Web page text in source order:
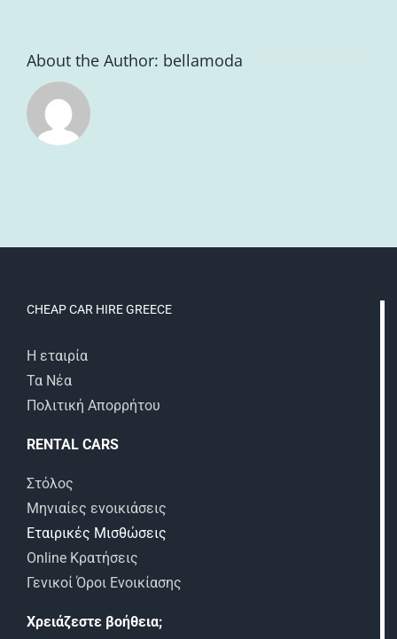
About the Author: bellamoda
CHEAP CAR HIRE GREECE
Η εταιρία
Τα Νέα
Πολιτική Απορρήτου
RENTAL CARS
Στόλος
Μηνιαίες ενοικιάσεις
Εταιρικές Μισθώσεις
Online Κρατήσεις
Γενικοί Όροι Ενοικίασης
Χρειάζεστε βοήθεια;